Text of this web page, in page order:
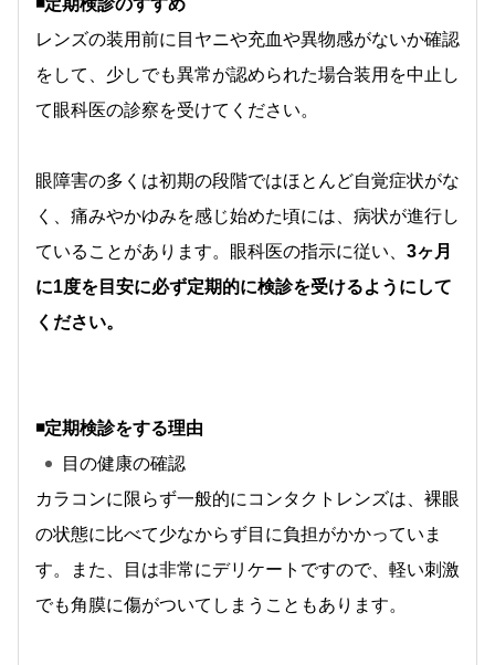
◾️定期検診のすすめ
レンズの装用前に目ヤニや充血や異物感がないか確認
をして、少しでも異常が認められた場合装用を中止し
て眼科医の診察を受けてください。
眼障害の多くは初期の段階ではほとんど自覚症状がな
く、痛みやかゆみを感じ始めた頃には、病状が進行し
ていることがあります。眼科医の指示に従い、 3ヶ月
に1度を目安に必ず定期的に検診を受けるようにして
ください。
◾️定期検診をする理由
目の健康の確認
カラコンに限らず一般的にコンタクトレンズは、裸眼
の状態に比べて少なからず目に負担がかかっていま
す。また、目は非常にデリケートですので、軽い刺激
でも角膜に傷がついてしまうこともあります。